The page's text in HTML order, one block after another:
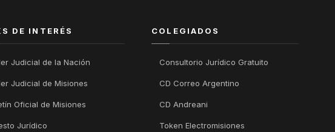
DE INTERÉS
Judicial de la Nación
Judicial de Misiones
Oficial de Misiones
Jurídico
COLEGIADOS
Consultorio Jurídico Gratuito
CD Correo Argentino
CD Andreani
Token Electromisiones